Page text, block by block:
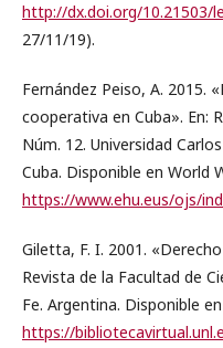
http://dx.doi.org/10.21503/
27/11/19).
Fernández Peiso, A. 2015.
cooperativa en Cuba». En:
Núm. 12. Universidad
Cuba. Disponible en World
https://www.ehu.eus/ojs/
Giletta, F. I. 2001.
Revista de la Facultad de
Fe. Argentina. Disponible
https://